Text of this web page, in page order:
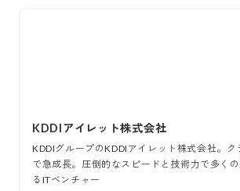
KDDIアイレット株式会社
KDDIグループのKDDIアイレット株式会社。ク
で急成長。圧倒的なスピードと技術力で多く
るITベンチャー